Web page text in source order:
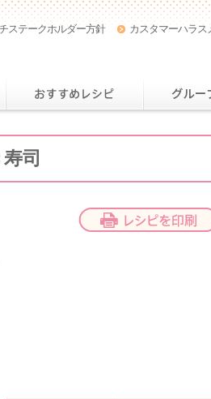
ステークホルダー方針 カスタマーハラ
司